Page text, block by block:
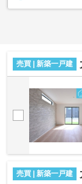
売買 | 新築一戸建
売買 | 新築一戸建